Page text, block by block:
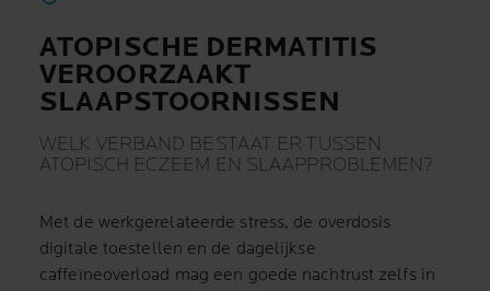
ATOPISCHE DERMATITIS
VEROORZAAKT
SLAAPSTOORNISSEN
WELK VERBAND BESTAAT ER TUSSEN
ATOPISCH ECZEEM EN SLAAPPROBLEMEN?
Met de werkgerelateerde stress, de overdosis
digitale toestellen en de dagelijkse
caffeïneoverload mag een goede nachtrust zelfs in